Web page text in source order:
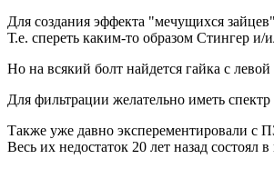
Для создания эффекта "мечущихся
Т.е. спереть каким-то образом Стингер и/
Но на всякий болт найдется гайка с
Для фильтрации желательно иметь
Также уже давно эксперементировали с
Весь их недостаток 20 лет назад состоял